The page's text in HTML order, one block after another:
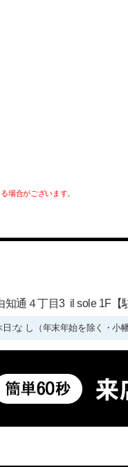
場合がございます。
通４丁目3 il sole 1F【
:な し（年末年始を除く・小